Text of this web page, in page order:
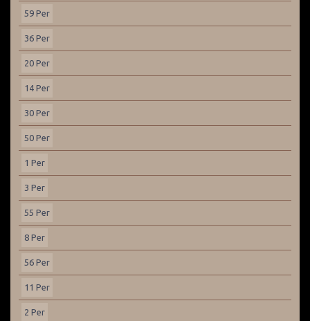
59 Per
36 Per
20 Per
14 Per
30 Per
50 Per
1 Per
3 Per
55 Per
8 Per
56 Per
11 Per
2 Per